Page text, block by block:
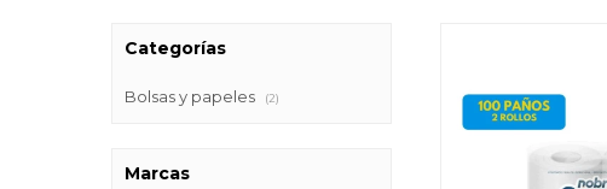
Categorías
Bolsas y papeles (2)
Marcas